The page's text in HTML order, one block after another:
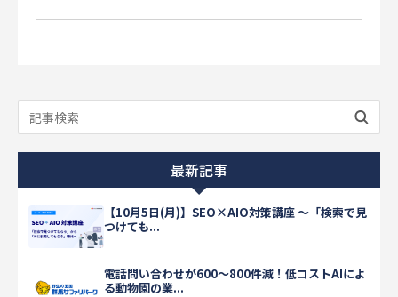
最新記事
【10月5日(月)】SEO×AIO対策講座 ～「検索で見
つけても...
電話問い合わせが600〜800件減！低コストAIによ
る動物園の業...